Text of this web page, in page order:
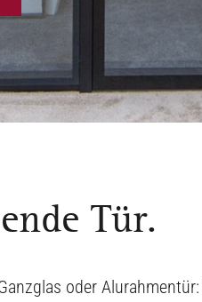
Tür.
oder